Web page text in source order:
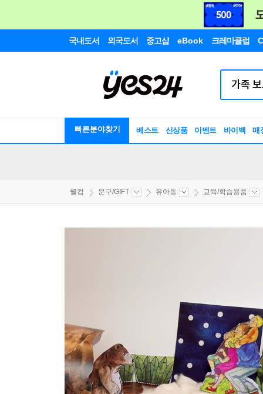
국내도서 외국도서 중고샵 eBook 크레마클럽
빠른분야찾기 베스트 신상품 이벤트 바이백 매
웰컴 문구/GIFT 유아동 교육/학습용품